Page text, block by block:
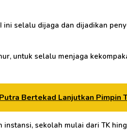
selalu dijaga dan dijadikan
untuk selalu menjaga
Bertekad Lanjutkan Pimpin
sekolah mulai dari TK